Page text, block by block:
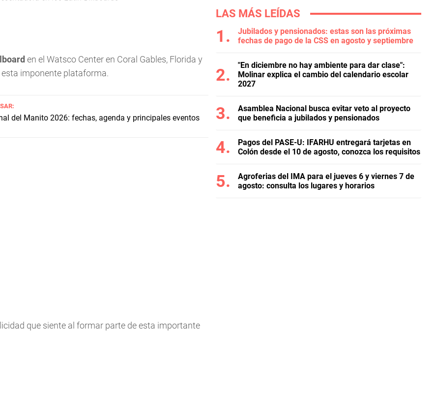
en el Watsco Center en Coral Gables, Florida y
imponente plataforma.
del Manito 2026: fechas, agenda y principales eventos
que siente al formar parte de esta importante
LAS MÁS LEÍDAS
Jubilados y pensionados: estas son las próximas
fechas de pago de la CSS en agosto y septiembre
"En diciembre no hay ambiente para dar clase":
Molinar explica el cambio del calendario escolar
2027
Asamblea Nacional busca evitar veto al proyecto
que beneficia a jubilados y pensionados
Pagos del PASE-U: IFARHU entregará tarjetas en
Colón desde el 10 de agosto, conozca los requisitos
Agroferias del IMA para el jueves 6 y viernes 7 de
agosto: consulta los lugares y horarios